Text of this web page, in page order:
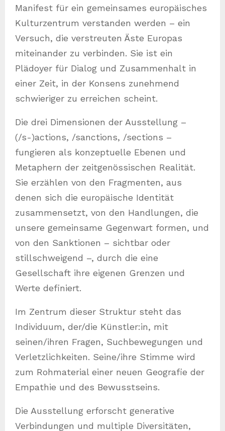
Manifest für ein gemeinsames europäisches
Kulturzentrum verstanden werden – ein
Versuch, die verstreuten Äste Europas
miteinander zu verbinden. Sie ist ein
Plädoyer für Dialog und Zusammenhalt in
einer Zeit, in der Konsens zunehmend
schwieriger zu erreichen scheint.
Die drei Dimensionen der Ausstellung –
(/s-)actions, /sanctions, /sections –
fungieren als konzeptuelle Ebenen und
Metaphern der zeitgenössischen Realität.
Sie erzählen von den Fragmenten, aus
denen sich die europäische Identität
zusammensetzt, von den Handlungen, die
unsere gemeinsame Gegenwart formen, und
von den Sanktionen – sichtbar oder
stillschweigend –, durch die eine
Gesellschaft ihre eigenen Grenzen und
Werte definiert.
Im Zentrum dieser Struktur steht das
Individuum, der/die Künstler:in, mit
seinen/ihren Fragen, Suchbewegungen und
Verletzlichkeiten. Seine/ihre Stimme wird
zum Rohmaterial einer neuen Geografie der
Empathie und des Bewusstseins.
Die Ausstellung erforscht generative
Verbindungen und multiple Diversitäten,